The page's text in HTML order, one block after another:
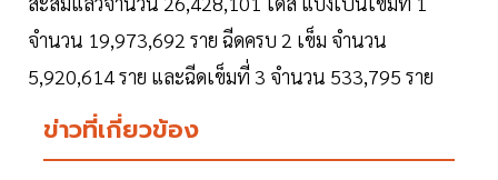
จำนวน 19,973,692 ราย ฉีดครบ 2 เข็ม จำนวน
5,920,614 ราย และฉีดเข็มที่ 3 จำนวน 533,795 ราย
ข่าวที่เกี่ยวข้อง